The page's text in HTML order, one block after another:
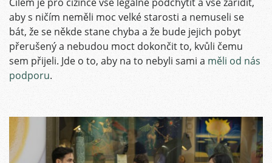
aby s ničím neměli moc velké starosti a nemuseli se
bát, že se někde stane chyba a že bude jejich pobyt
přerušený a nebudou moct dokončit to, kvůli čemu
sem přijeli. Jde o to, aby na to nebyli sami a měli od nás
podporu.